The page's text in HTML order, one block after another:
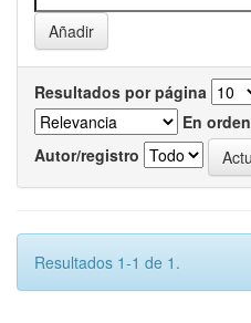
Resultados por página
En orden
Autor/registro
Resultados 1-1 de 1.